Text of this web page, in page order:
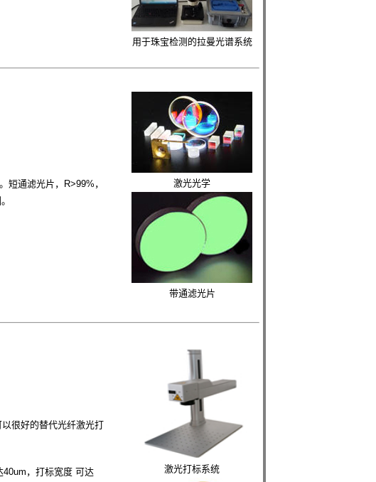
用于珠宝检测的拉曼光谱系统
短通滤光片，R>99%，
激光光学
带通滤光片
很好的替代光纤激光打
，打标宽度 可达 激光打标系统